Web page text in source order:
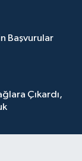
Başvurular
Çıkardı,